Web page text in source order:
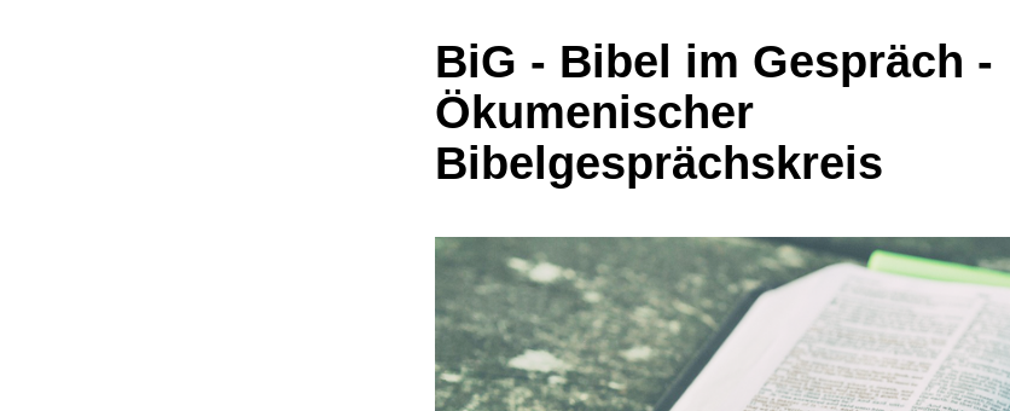
BiG - Bibel im Gespräch -
Ökumenischer
Bibelgesprächskreis